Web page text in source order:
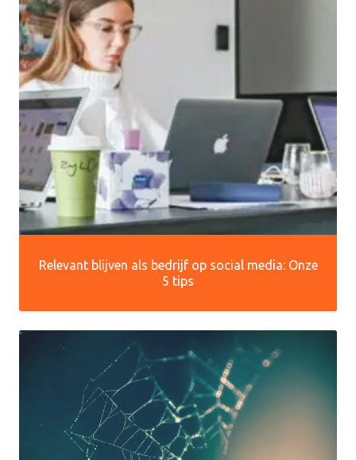
Relevant blijven als bedrijf op social media: Onze
5 tips